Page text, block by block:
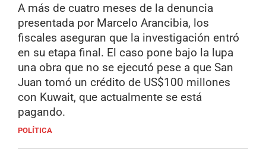
A más de cuatro meses de la denuncia
presentada por Marcelo Arancibia, los
fiscales aseguran que la investigación entró
en su etapa final. El caso pone bajo la lupa
una obra que no se ejecutó pese a que San
Juan tomó un crédito de US$100 millones
con Kuwait, que actualmente se está
pagando.
POLÍTICA